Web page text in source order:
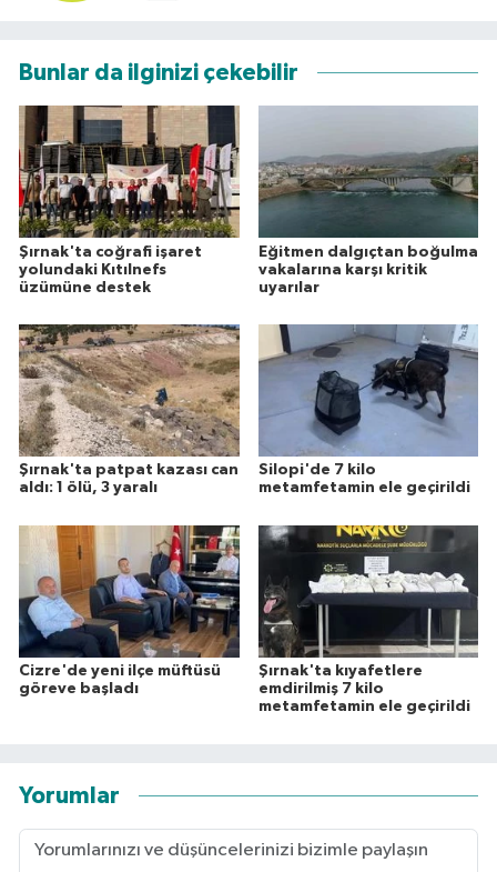
Bunlar da ilginizi çekebilir
Şırnak'ta coğrafi işaret
yolundaki Kıtılnefs
üzümüne destek
Eğitmen dalgıçtan boğulma
vakalarına karşı kritik
uyarılar
Şırnak'ta patpat kazası can
aldı: 1 ölü, 3 yaralı
Silopi'de 7 kilo
metamfetamin ele geçirildi
Cizre'de yeni ilçe müftüsü
göreve başladı
Şırnak'ta kıyafetlere
emdirilmiş 7 kilo
metamfetamin ele geçirildi
Yorumlar